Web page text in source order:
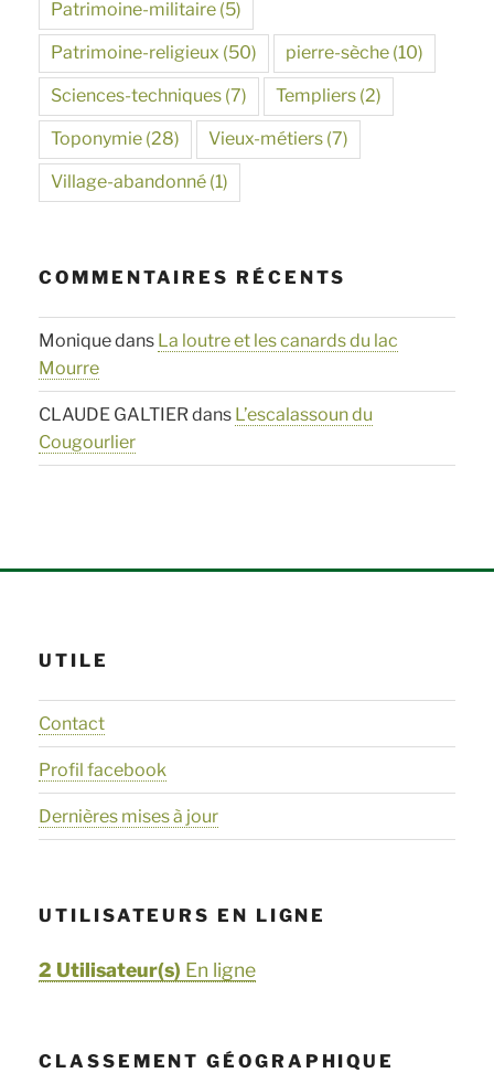
Patrimoine-militaire (5)
Patrimoine-religieux (50) pierre-sèche (10)
Sciences-techniques (7) Templiers (2)
Toponymie (28) Vieux-métiers (7)
Village-abandonné (1)
COMMENTAIRES RÉCENTS
Moniquedans La loutre et les canards du lac
Mourre
CLAUDE GALTIERdans L’escalassoun du
Cougourlier
UTILE
Contact
Profil facebook
Dernières mises à jour
UTILISATEURS EN LIGNE
2 Utilisateur(s) En ligne
CLASSEMENT GÉOGRAPHIQUE